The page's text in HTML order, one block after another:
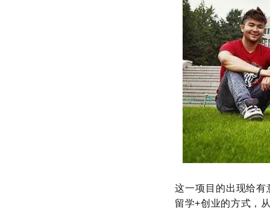
这一项目的出现给
留学+创业的方式，